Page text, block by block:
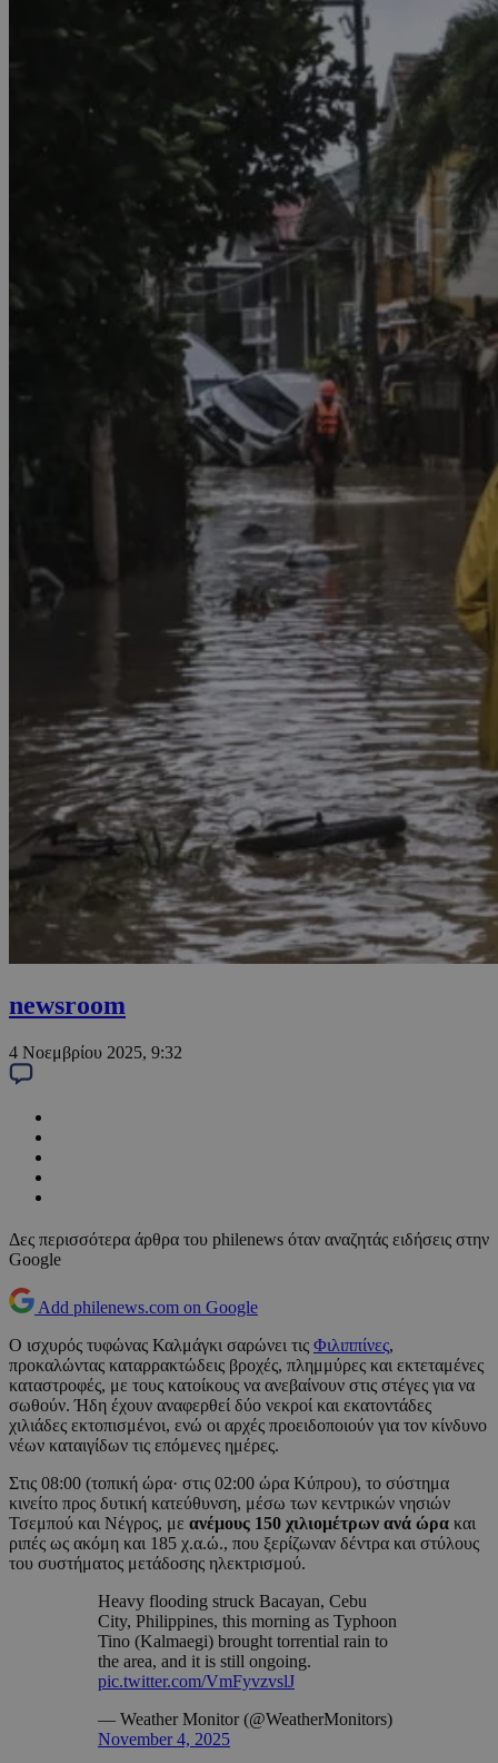
newsroom
4 Νοεμβρίου 2025, 9:32
Δες περισσότερα άρθρα του philenews όταν αναζητάς ειδήσεις στην
Google
Add philenews.com on Google
Ο ισχυρός τυφώνας Καλμάγκι σαρώνει τις Φιλιππίνες,
προκαλώντας καταρρακτώδεις βροχές, πλημμύρες και εκτεταμένες
καταστροφές, με τους κατοίκους να ανεβαίνουν στις στέγες για να
σωθούν. Ήδη έχουν αναφερθεί δύο νεκροί και εκατοντάδες
χιλιάδες εκτοπισμένοι, ενώ οι αρχές προειδοποιούν για τον κίνδυνο
νέων καταιγίδων τις επόμενες ημέρες.
Στις 08:00 (τοπική ώρα· στις 02:00 ώρα Κύπρου), το σύστημα
κινείτο προς δυτική κατεύθυνση, μέσω των κεντρικών νησιών
Τσεμπού και Νέγρος, με ανέμους 150 χιλιομέτρων ανά ώρα και
ριπές ως ακόμη και 185 χ.α.ώ., που ξερίζωναν δέντρα και στύλους
του συστήματος μετάδοσης ηλεκτρισμού.
Heavy flooding struck Bacayan, Cebu
City, Philippines, this morning as Typhoon
Tino (Kalmaegi) brought torrential rain to
the area, and it is still ongoing.
pic.twitter.com/VmFyvzvslJ
— Weather Monitor (@WeatherMonitors)
November 4, 2025